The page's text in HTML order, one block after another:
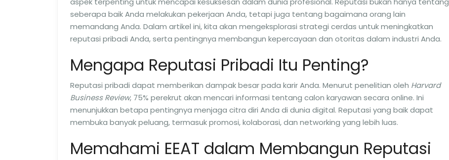
seberapa baik Anda melakukan pekerjaan Anda, tetapi juga tentang bagaimana orang lain
memandang Anda. Dalam artikel ini, kita akan mengeksplorasi strategi cerdas untuk meningkatkan
reputasi pribadi Anda, serta pentingnya membangun kepercayaan dan otoritas dalam industri Anda.
Mengapa Reputasi Pribadi Itu Penting?
Reputasi pribadi dapat memberikan dampak besar pada karir Anda. Menurut penelitian oleh Harvard
Business Review, 75% perekrut akan mencari informasi tentang calon karyawan secara online. Ini
menunjukkan betapa pentingnya menjaga citra diri Anda di dunia digital. Reputasi yang baik dapat
membuka banyak peluang, termasuk promosi, kolaborasi, dan networking yang lebih luas.
Memahami EEAT dalam Membangun Reputasi